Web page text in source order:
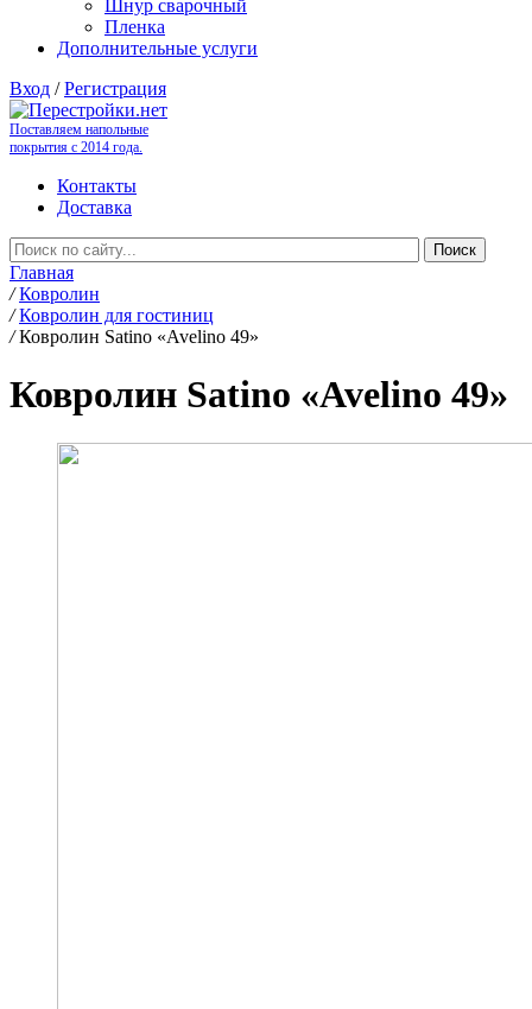
Шнур сварочный
Пленка
Дополнительные услуги
Вход /Регистрация
Поставляем напольные
покрытия с 2014 года.
Контакты
Доставка
Главная
/ Ковролин
/ Ковролин для гостиниц
/ Ковролин Satino «Avelino 49»
Ковролин Satino «Avelino 49»